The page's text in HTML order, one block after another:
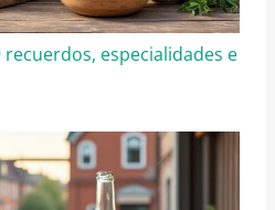
recuerdos, especialidades e